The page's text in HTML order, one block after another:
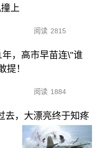
上
阅读 2815
，高市早苗连\"谁
提！
阅读 1884
去，大漂亮终于知疼